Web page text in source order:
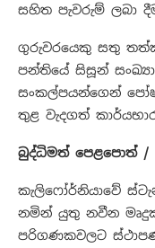
සහිත පැවරුම් ලබා
ගුරුවරයෙකු සතු
පන්තියේ සිසූන්
සංකල්පයන්ගෙන්
තුළ වැදගත්
බුද්ධිමත් පෙළපොත් /
කැලිෆෝර්නියාවේ
නමින් යුතු නවීන
පරිගණකවලට